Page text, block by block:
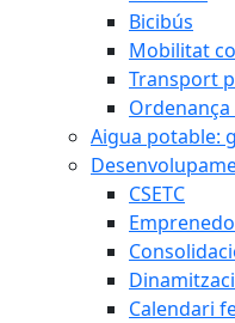
Bicibús
Mobilitat
Transport
Aigua potable:
CSETC
Calendari